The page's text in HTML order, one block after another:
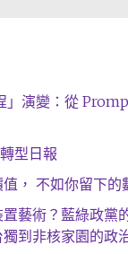
」演變：從
型日報
， 不如你留下的
置藝術？藍綠政黨
到非核家園的政